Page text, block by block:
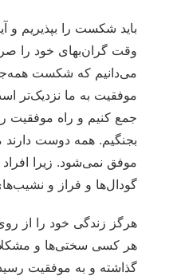
باید شکست را بپذیریم و
وقت گران‌بهای خود را
می‌دانیم که شکست
موفقیت به ما نزدیک‌تر
جمع کنیم و راه موفقیت
بجنگیم. همه دوست
موفق نمی‌شود. زیرا
گودال‌ها و فراز و
هرگز زندگی خود را از
هر کسی سختی‌ها و
گذاشته و به موفقیت